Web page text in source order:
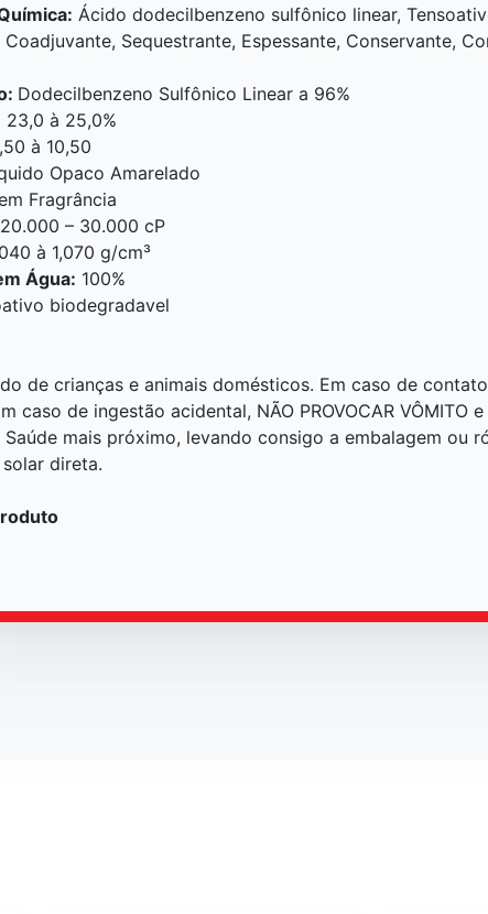
Ácido dodecilbenzeno sulfônico linear,
Sequestrante, Espessante, Conservante,
Dodecilbenzeno Sulfônico Linear a 96%
23,0 à 25,0%
à 10,50
Opaco Amarelado
Fragrância
20.000 – 30.000 cP
à 1,070 g/cm³
Água: 100%
biodegradavel
de crianças e animais domésticos. Em caso de
caso de ingestão acidental, NÃO PROVOCAR
mais próximo, levando consigo a embalagem ou
direta.